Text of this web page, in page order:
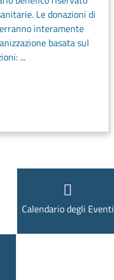
Le donazioni di
interamente
basata sul
...
Calendario degli Eventi